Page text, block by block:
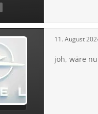
11. August
joh, wäre